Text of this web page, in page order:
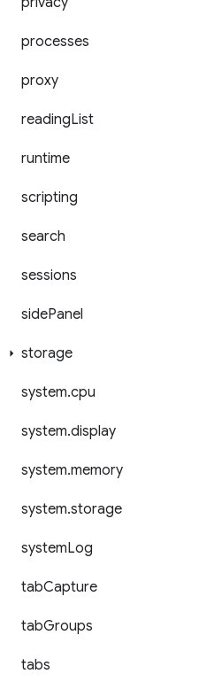
processes
proxy
readingList
runtime
scripting
search
sessions
sidePanel
storage
system.cpu
system.display
system.memory
system.storage
systemLog
tabCapture
tabGroups
tabs